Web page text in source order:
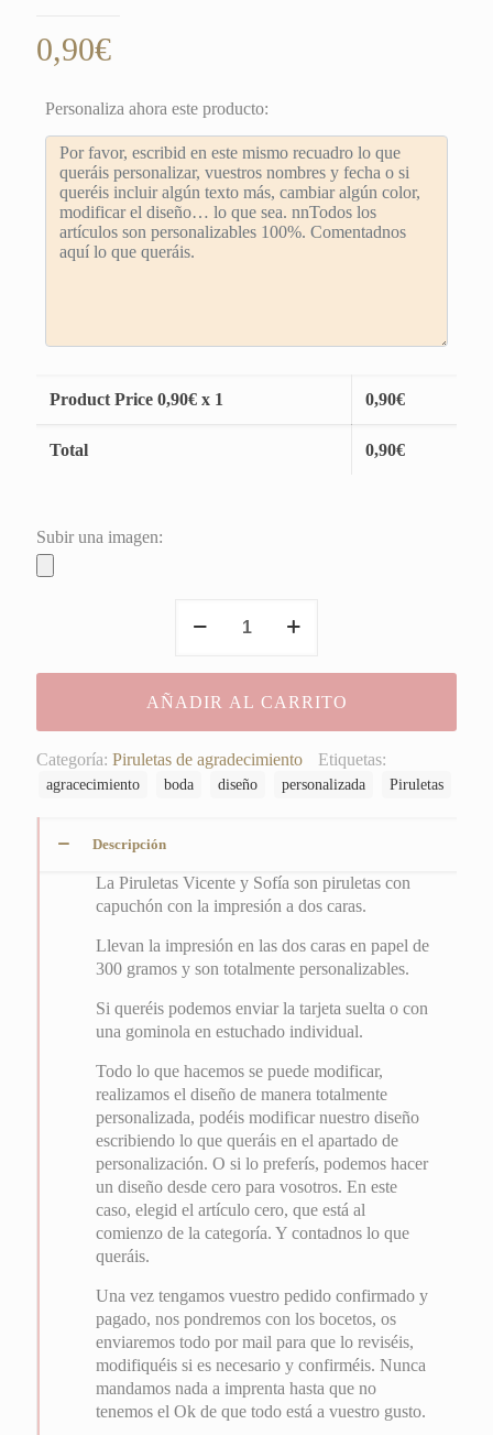
0,90€
Personaliza ahora este producto:
Product Price 0,90€ x 1 0,90€
Total 0,90€
Subir una imagen:
Vicente
Sofía
cantidad
AÑADIR AL CARRITO
Categoría: Piruletas de agradecimiento Etiquetas:
agracecimiento boda diseño personalizada Piruletas
Descripción
La Piruletas Vicente y Sofía son piruletas con
capuchón con la impresión a dos caras.
Llevan la impresión en las dos caras en papel de
300 gramos y son totalmente personalizables.
Si queréis podemos enviar la tarjeta suelta o con
una gominola en estuchado individual.
Todo lo que hacemos se puede modificar,
realizamos el diseño de manera totalmente
personalizada, podéis modificar nuestro diseño
escribiendo lo que queráis en el apartado de
personalización. O si lo preferís, podemos hacer
un diseño desde cero para vosotros. En este
caso, elegid el artículo cero, que está al
comienzo de la categoría. Y contadnos lo que
queráis.
Una vez tengamos vuestro pedido confirmado y
pagado, nos pondremos con los bocetos, os
enviaremos todo por mail para que lo reviséis,
modifiquéis si es necesario y confirméis. Nunca
mandamos nada a imprenta hasta que no
tenemos el Ok de que todo está a vuestro gusto.